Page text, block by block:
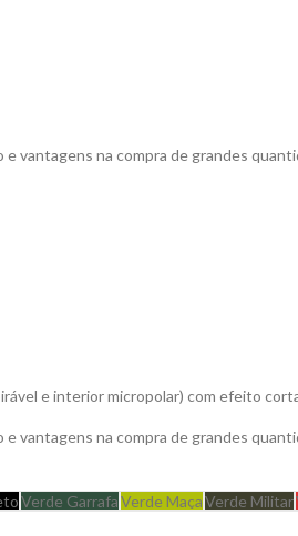
vantagens na compra de grandes
e interior micropolar) com efeito
vantagens na compra de grandes
Verde GarrafaVerde MaçaVerde Militar